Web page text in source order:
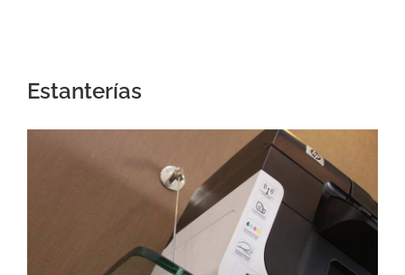
Estanterías